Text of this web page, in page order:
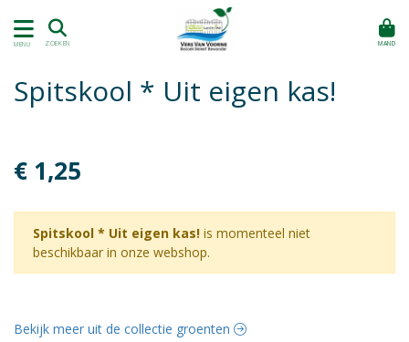
MENU ZOEKEN MAND
Spitskool * Uit eigen kas!
€ 1,25
Spitskool * Uit eigen kas! is momenteel niet
beschikbaar in onze webshop.
Bekijk meer uit de collectie groenten